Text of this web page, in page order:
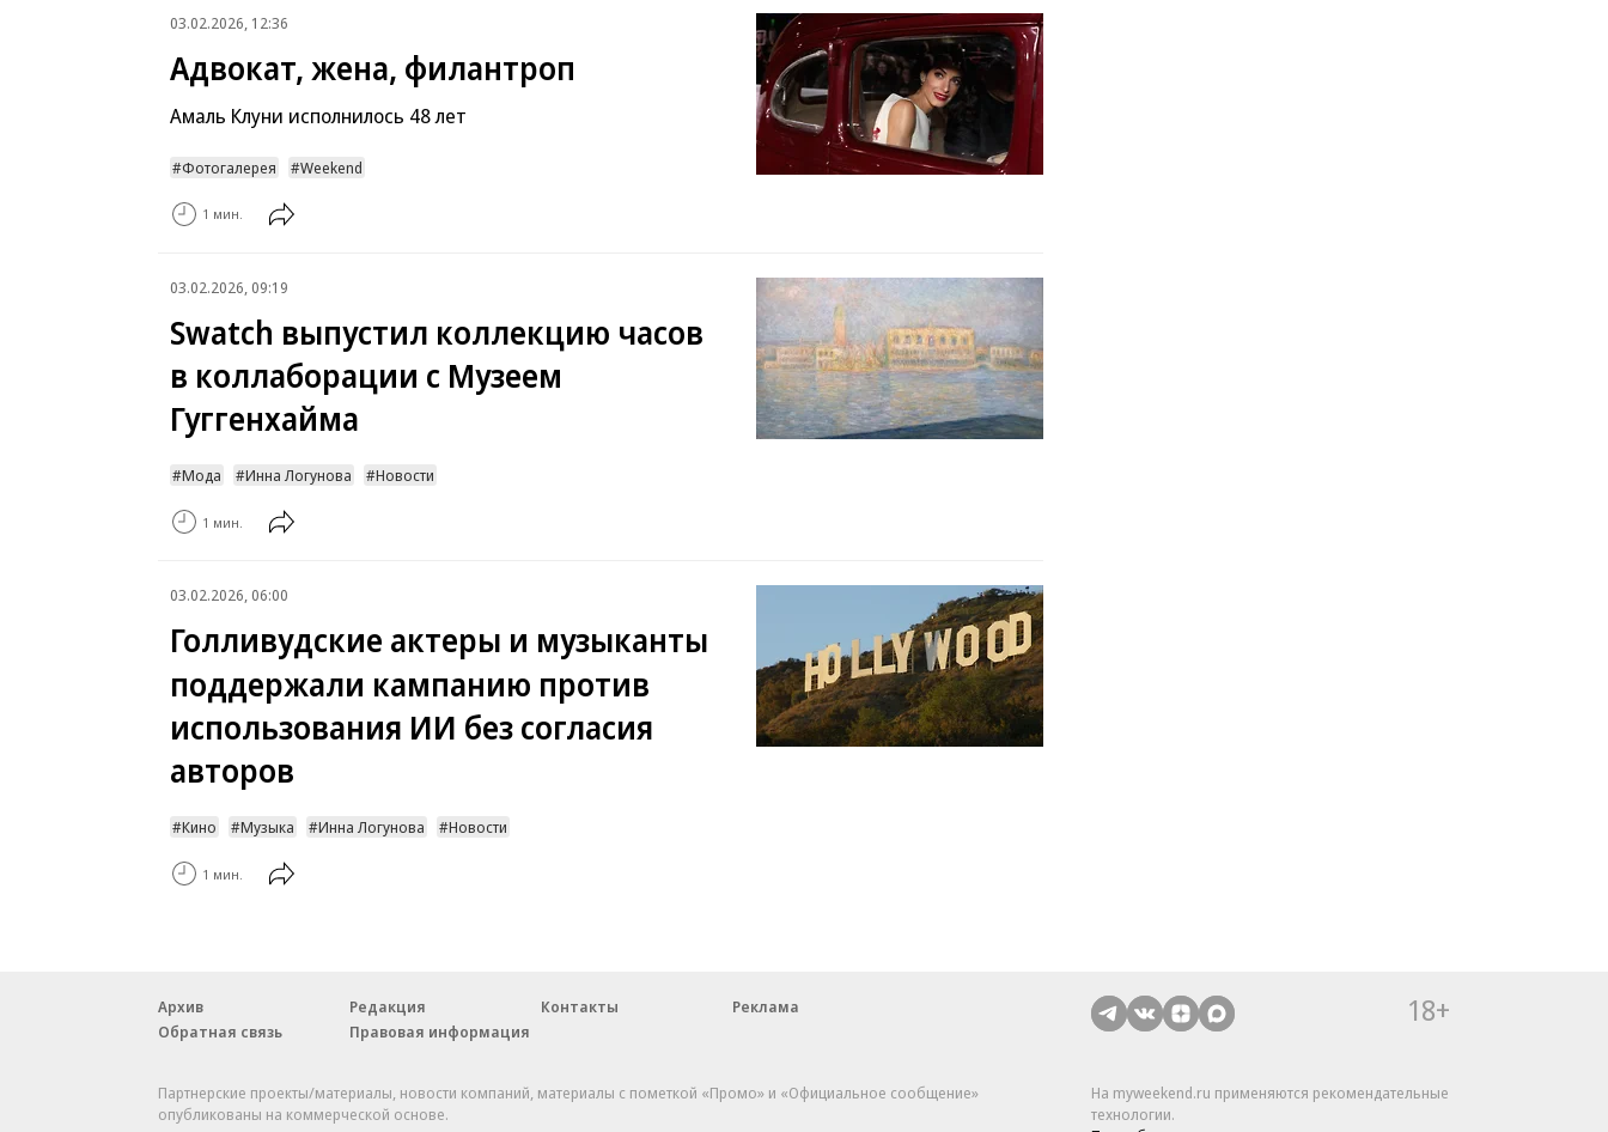
03.02.2026, 12:36
Адвокат, жена, филантроп
Амаль Клуни исполнилось 48 лет
Фотогалерея Weekend
1 мин.
03.02.2026, 09:19
Swatch выпустил коллекцию часов
в коллаборации с Музеем
Гуггенхайма
Мода Инна Логунова Новости
1 мин.
03.02.2026, 06:00
Голливудские актеры и музыканты
поддержали кампанию против
использования ИИ без согласия
авторов
Кино Музыка Инна Логунова Новости
1 мин.
Архив Редакция Контакты
Реклама
Обратная связь
Правовая информация
18+
Партнерские проекты/материалы, новости компаний, материалы с пометкой «Промо» и «Официальное сообщение»
опубликованы на коммерческой основе.
На myweekend.ru применяются рекомендательные
технологии.